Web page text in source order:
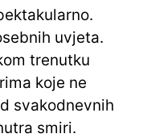
uvjeta.
trenutku
koje ne
svakodnevnih
smiri.